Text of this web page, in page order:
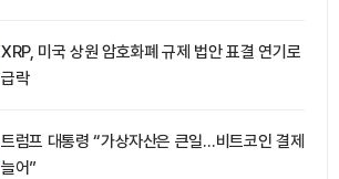
XRP, 미국 상원 암호화폐 규제 법안 표결 연기로
급락
트럼프 대통령 “가상자산은 큰일…비트코인 결제
늘어”